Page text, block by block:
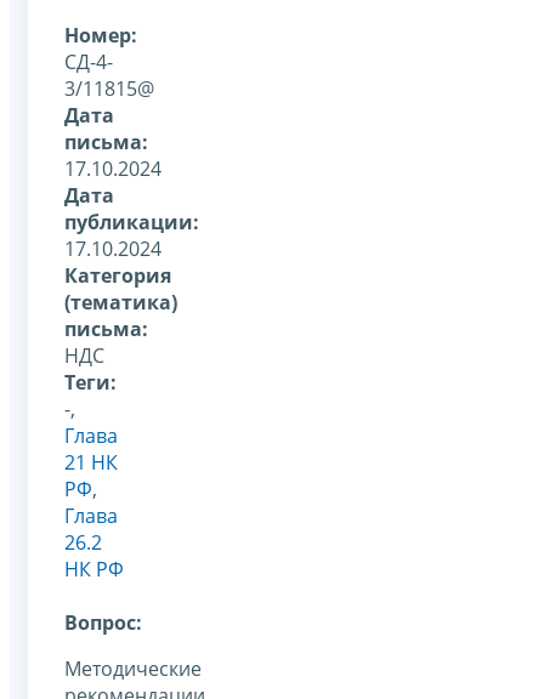
Номер:
СД-4-
3/11815@
Дата
письма:
17.10.2024
Дата
публикации:
17.10.2024
Категория
(тематика)
письма:
НДС
Теги:
-,
Глава
21 НК
РФ,
Глава
26.2
НК РФ
Вопрос:
Методические